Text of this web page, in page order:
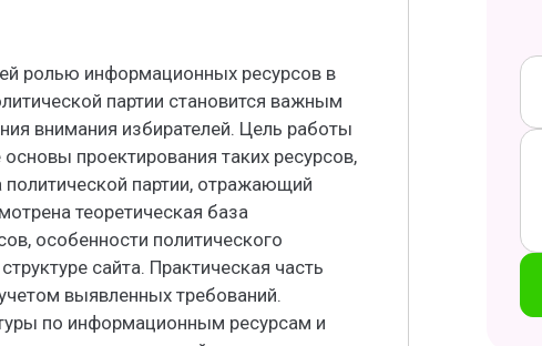
ролью информационных ресурсов в
партии становится важным
внимания избирателей. Цель работы
проектирования таких ресурсов,
политической партии, отражающий
теоретическая база
особенности политического
сайта. Практическая часть
выявленных требований.
по информационным ресурсам и